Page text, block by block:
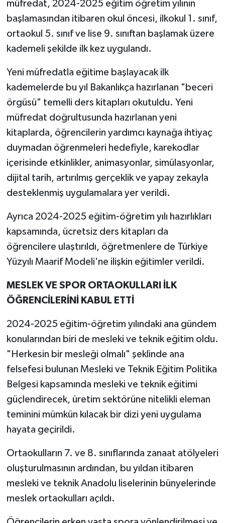
müfredat, 2024-2025 eğitim öğretim yılının
başlamasından itibaren okul öncesi, ilkokul 1. sınıf,
ortaokul 5. sınıf ve lise 9. sınıftan başlamak üzere
kademeli şekilde ilk kez uygulandı.
Yeni müfredatla eğitime başlayacak ilk
kademelerde bu yıl Bakanlıkça hazırlanan "beceri
örgüsü" temelli ders kitapları okutuldu. Yeni
müfredat doğrultusunda hazırlanan yeni
kitaplarda, öğrencilerin yardımcı kaynağa ihtiyaç
duymadan öğrenmeleri hedefiyle, karekodlar
içerisinde etkinlikler, animasyonlar, simülasyonlar,
dijital tarih, artırılmış gerçeklik ve yapay zekayla
desteklenmiş uygulamalara yer verildi.
Ayrıca 2024-2025 eğitim-öğretim yılı hazırlıkları
kapsamında, ücretsiz ders kitapları da
öğrencilere ulaştırıldı, öğretmenlere de Türkiye
Yüzyılı Maarif Modeli'ne ilişkin eğitimler verildi.
MESLEK VE SPOR ORTAOKULLARI İLK
ÖĞRENCİLERİNİ KABUL ETTİ
2024-2025 eğitim-öğretim yılındaki ana gündem
konularından biri de mesleki ve teknik eğitim oldu.
"Herkesin bir mesleği olmalı" şeklinde ana
felsefesi bulunan Mesleki ve Teknik Eğitim Politika
Belgesi kapsamında mesleki ve teknik eğitimi
güçlendirecek, üretim sektörüne nitelikli eleman
teminini mümkün kılacak bir dizi yeni uygulama
hayata geçirildi.
Ortaokulların 7. ve 8. sınıflarında zanaat atölyeleri
oluşturulmasının ardından, bu yıldan itibaren
mesleki ve teknik Anadolu liselerinin bünyelerinde
meslek ortaokulları açıldı.